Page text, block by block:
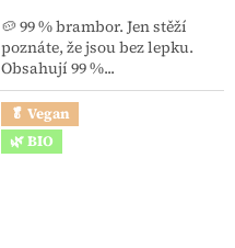
🥔 99 % brambor. Jen stěží
poznáte, že jsou bez lepku.
Obsahují 99 %...
🥬 Vegan
🌿 BIO